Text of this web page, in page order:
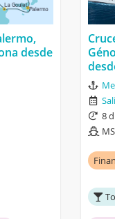
desde
8